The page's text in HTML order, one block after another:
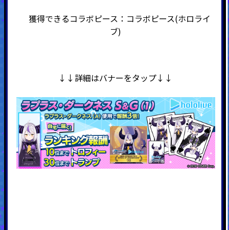
獲得できるコラボピース：コラボピース(ホロライ
ブ)
↓↓詳細はバナーをタップ↓↓